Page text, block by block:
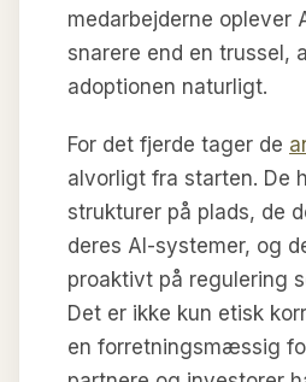
medarbejderne oplever
snarere end en trussel,
adoptionen naturligt.
For det fjerde tager de
alvorligt fra starten. De
strukturer på plads, de
deres AI-systemer, og
proaktivt på regulering
Det er ikke kun etisk
en forretningsmæssig